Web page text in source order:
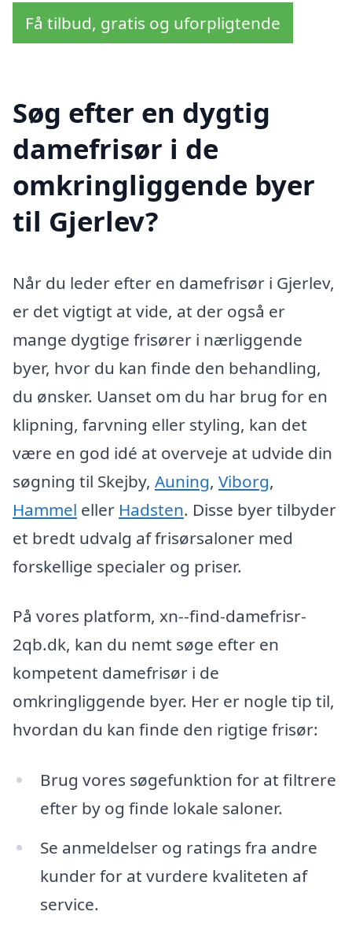
Få tilbud, gratis og uforpligtende
Søg efter en dygtig
damefrisør i de
omkringliggende byer
til Gjerlev?
Når du leder efter en damefrisør i Gjerlev,
er det vigtigt at vide, at der også er
mange dygtige frisører i nærliggende
byer, hvor du kan finde den behandling,
du ønsker. Uanset om du har brug for en
klipning, farvning eller styling, kan det
være en god idé at overveje at udvide din
søgning til Skejby, Auning, Viborg,
Hammel eller Hadsten. Disse byer tilbyder
et bredt udvalg af frisørsaloner med
forskellige specialer og priser.
På vores platform, xn--find-damefrisr-
2qb.dk, kan du nemt søge efter en
kompetent damefrisør i de
omkringliggende byer. Her er nogle tip til,
hvordan du kan finde den rigtige frisør:
Brug vores søgefunktion for at filtrere
efter by og finde lokale saloner.
Se anmeldelser og ratings fra andre
kunder for at vurdere kvaliteten af
service.